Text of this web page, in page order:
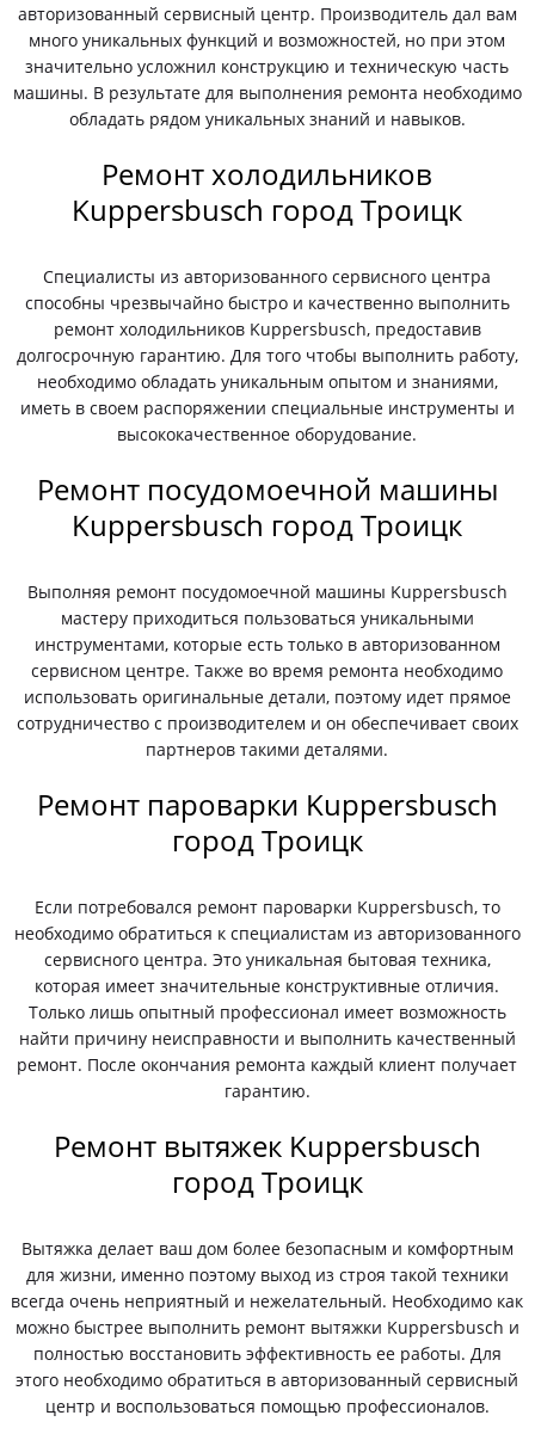
авторизованный сервисный центр. Производитель дал вам
много уникальных функций и возможностей, но при этом
значительно усложнил конструкцию и техническую часть
машины. В результате для выполнения ремонта необходимо
обладать рядом уникальных знаний и навыков.
Ремонт холодильников
Kuppersbusch город Троицк
Специалисты из авторизованного сервисного центра
способны чрезвычайно быстро и качественно выполнить
ремонт холодильников Kuppersbusch, предоставив
долгосрочную гарантию. Для того чтобы выполнить работу,
необходимо обладать уникальным опытом и знаниями,
иметь в своем распоряжении специальные инструменты и
высококачественное оборудование.
Ремонт посудомоечной машины
Kuppersbusch город Троицк
Выполняя ремонт посудомоечной машины Kuppersbusch
мастеру приходиться пользоваться уникальными
инструментами, которые есть только в авторизованном
сервисном центре. Также во время ремонта необходимо
использовать оригинальные детали, поэтому идет прямое
сотрудничество с производителем и он обеспечивает своих
партнеров такими деталями.
Ремонт пароварки Kuppersbusch
город Троицк
Если потребовался ремонт пароварки Kuppersbusch, то
необходимо обратиться к специалистам из авторизованного
сервисного центра. Это уникальная бытовая техника,
которая имеет значительные конструктивные отличия.
Только лишь опытный профессионал имеет возможность
найти причину неисправности и выполнить качественный
ремонт. После окончания ремонта каждый клиент получает
гарантию.
Ремонт вытяжек Kuppersbusch
город Троицк
Вытяжка делает ваш дом более безопасным и комфортным
для жизни, именно поэтому выход из строя такой техники
всегда очень неприятный и нежелательный. Необходимо как
можно быстрее выполнить ремонт вытяжки Kuppersbusch и
полностью восстановить эффективность ее работы. Для
этого необходимо обратиться в авторизованный сервисный
центр и воспользоваться помощью профессионалов.